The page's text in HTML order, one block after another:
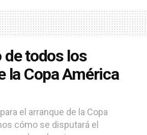
de todos los
la Copa América
el arranque de la Copa
cómo se disputará el